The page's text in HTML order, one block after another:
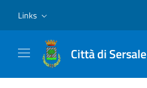
Links
Città di Sersale